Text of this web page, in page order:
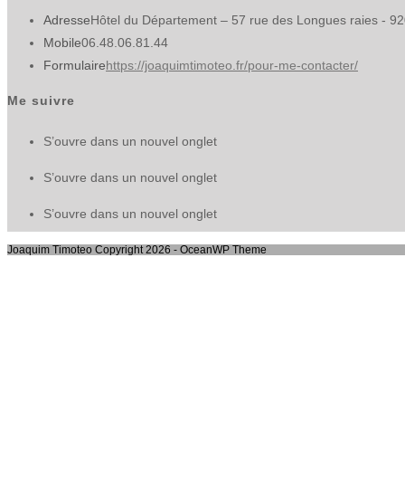
AdresseHôtel du Département – 57 rue des Longues raies -
Mobile06.48.06.81.44
Formulairehttps://joaquimtimoteo.fr/pour-me-contacter/
Me suivre
S’ouvre dans un nouvel onglet
S’ouvre dans un nouvel onglet
S’ouvre dans un nouvel onglet
Joaquim Timoteo Copyright 2026 - OceanWP Theme